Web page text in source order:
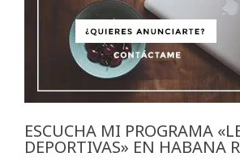
ESCUCHA MI PROGRAMA
DEPORTIVAS» EN HABANA